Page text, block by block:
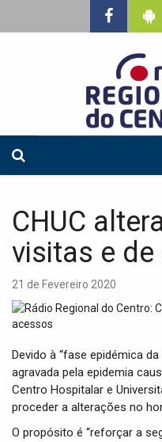
CHUC
visitas e
21 de Fevereiro 2020
Devido à “fase epidémica
agravada pela epidemia
Centro Hospitalar e
proceder a alterações no
O propósito é “reforçar a